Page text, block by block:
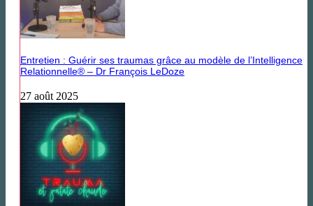
Entretien : Guérir ses traumas grâce au modèle de l’Intelligence
Relationnelle® – Dr François LeDoze
27 août 2025